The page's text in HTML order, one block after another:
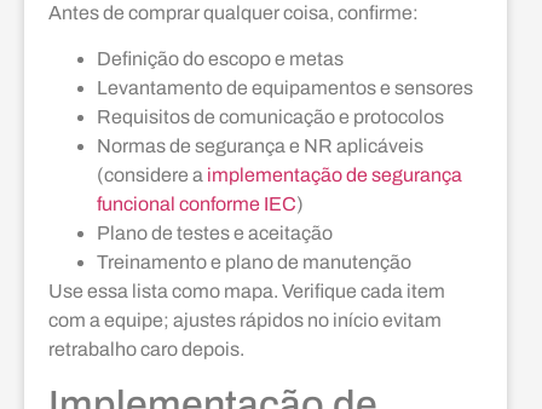
Antes de comprar qualquer coisa, confirme:
Definição do escopo e metas
Levantamento de equipamentos e sensores
Requisitos de comunicação e protocolos
Normas de segurança e NR aplicáveis
(considere a implementação de segurança
funcional conforme IEC)
Plano de testes e aceitação
Treinamento e plano de manutenção
Use essa lista como mapa. Verifique cada item
com a equipe; ajustes rápidos no início evitam
retrabalho caro depois.